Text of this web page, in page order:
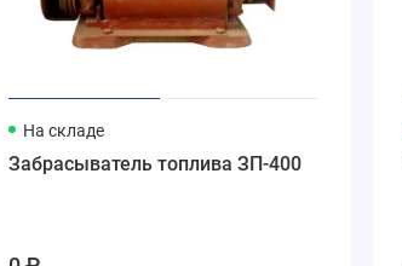
На складе
Забрасыватель топлива ЗП-400